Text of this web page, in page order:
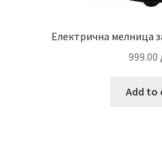
Електрична мелница
999.00
Add to